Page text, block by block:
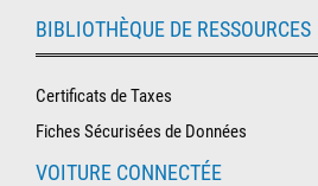
BIBLIOTHÈQUE DE RESSOURCES
Certificats de Taxes
Fiches Sécurisées de Données
VOITURE CONNECTÉE